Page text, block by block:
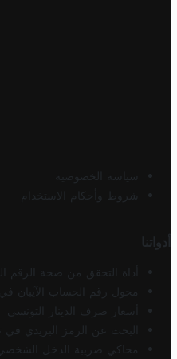
سياسة الخصوصية
شروط وأحكام الاستخدام
أدواتنا
أداة التحقق من صحة الرقم
محول رقم الحساب الآيبان
أسعار صرف الدينار التونسي
البحث عن الرمز البريدي في
محاكي ضريبة الدخل